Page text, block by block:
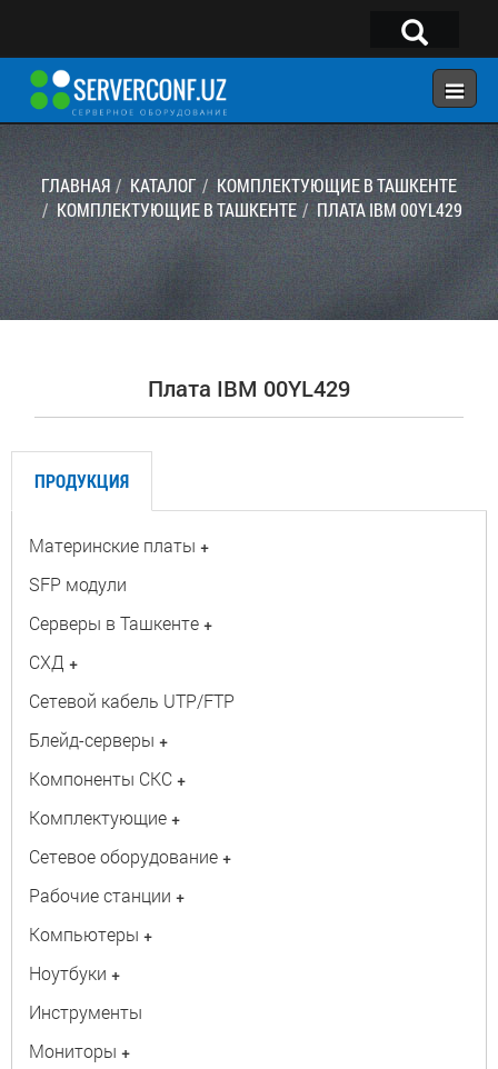
×
ГЛАВНАЯ
КОНФИГУРАТОР
КАТАЛОГ
Telegram:@serverconf_uz
Тел: (90) 932-18-00
ГЛАВНАЯ КАТАЛОГ
КОМПЛЕКТУЮЩИЕ В ТАШКЕНТЕ
КОМПЛЕКТУЮЩИЕ В ТАШКЕНТЕ
ПЛАТА IBM 00YL429
Плата IBM 00YL429
ПРОДУКЦИЯ
Материнские платы +
SFP модули
Серверы в Ташкенте +
СХД +
Сетевой кабель UTP/FTP
Блейд-серверы +
Компоненты СКС +
Комплектующие +
Сетевое оборудование +
Рабочие станции +
Компьютеры +
Ноутбуки +
Инструменты
Мониторы +